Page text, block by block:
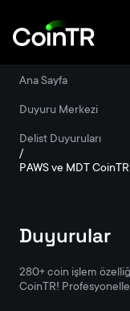
Ana Sayfa
Duyuru Merkezi
Delist Duyuruları
/
PAWS ve MDT
Duyurular
280+ coin işlem
CoinTR!